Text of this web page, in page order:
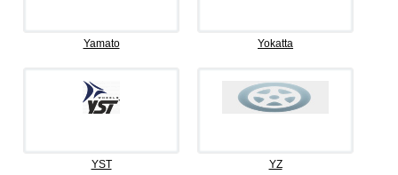
Yamato Yokatta
YST YZ